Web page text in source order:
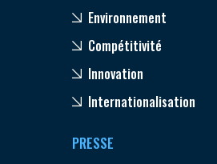
Environnement
Compétitivité
Innovation
Internationalisation
PRESSE